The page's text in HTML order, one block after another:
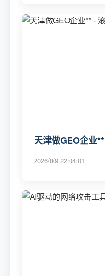
天津做GEO企业
2026/8/9 22:04:01